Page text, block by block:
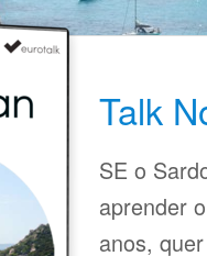
Talk
SE o
aprender
anos,